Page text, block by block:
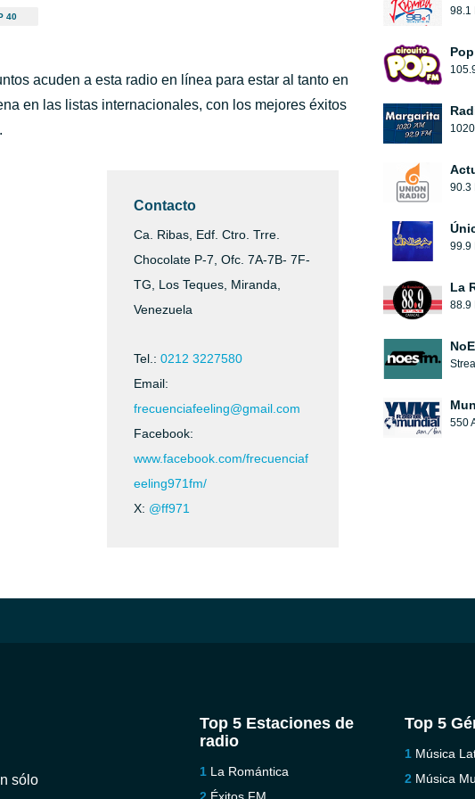
40
acuden a esta radio en línea para estar al tanto en
en las listas internacionales, con los mejores éxitos
Contacto
Ca. Ribas, Edf. Ctro. Trre.
Chocolate P-7, Ofc. 7A-7B- 7F-
TG, Los Teques, Miranda,
Venezuela
Tel.: 0212 3227580
Email:
frecuenciafeeling@gmail.com
Facebook:
www.facebook.com/frecuenciaf
eeling971fm/
X: @ff971
98.1
90.3
99.9
La
88.9
550
sólo
Top 5 Estaciones de
radio
La Romántica
Top 5
Música
Música